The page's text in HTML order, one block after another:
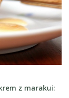
z marakui: